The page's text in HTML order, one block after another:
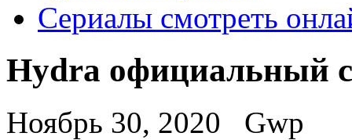
Сериалы смотреть
Hydra официальный
Ноябрь 30, 2020
Gwp